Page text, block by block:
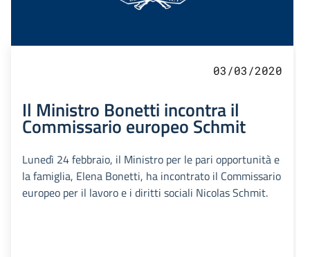
03/03/2020
Il Ministro Bonetti incontra il
Commissario europeo Schmit
Lunedì 24 febbraio, il Ministro per le pari opportunità e
la famiglia, Elena Bonetti, ha incontrato il Commissario
europeo per il lavoro e i diritti sociali Nicolas Schmit.